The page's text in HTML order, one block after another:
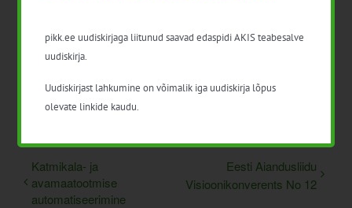
Katmikala- ja
avamaatootmise
automatiseerimine
Eesti Aiandusliidu
Visioonikonverents No 12
pikk.ee uudiskirjaga liitunud saavad edaspidi AKIS teabesalve
uudiskirja.
Uudiskirjast lahkumine on võimalik iga uudiskirja lõpus
olevate linkide kaudu.